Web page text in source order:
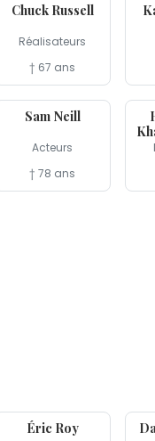
Chuck Russell
Réalisateurs
† 67 ans
13 jul
Sam Neill
Acteurs
† 78 ans
12
Éric Roy